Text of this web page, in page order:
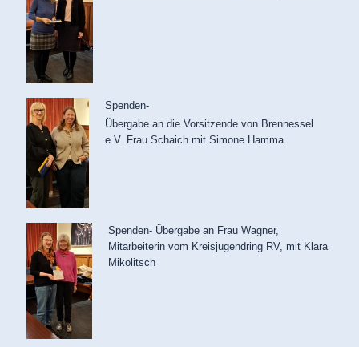
Spenden-
Übergabe an die Vorsitzende von Brennessel
e.V. Frau Schaich mit Simone Hamma
Spenden- Übergabe an Frau Wagner,
Mitarbeiterin vom Kreisjugendring RV, mit Klara
Mikolitsch